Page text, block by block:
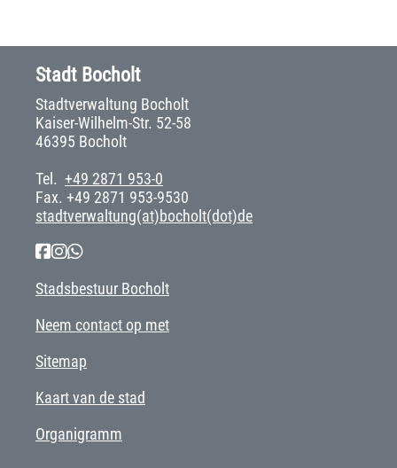
Stadt Bocholt
Stadtverwaltung Bocholt
Kaiser-Wilhelm-Str. 52-58
46395 Bocholt
Tel. +49 2871 953-0
Fax. +49 2871 953-9530
stadtverwaltung(at)bocholt(dot)de
Stadsbestuur Bocholt
Neem contact op met
Sitemap
Kaart van de stad
Organigramm